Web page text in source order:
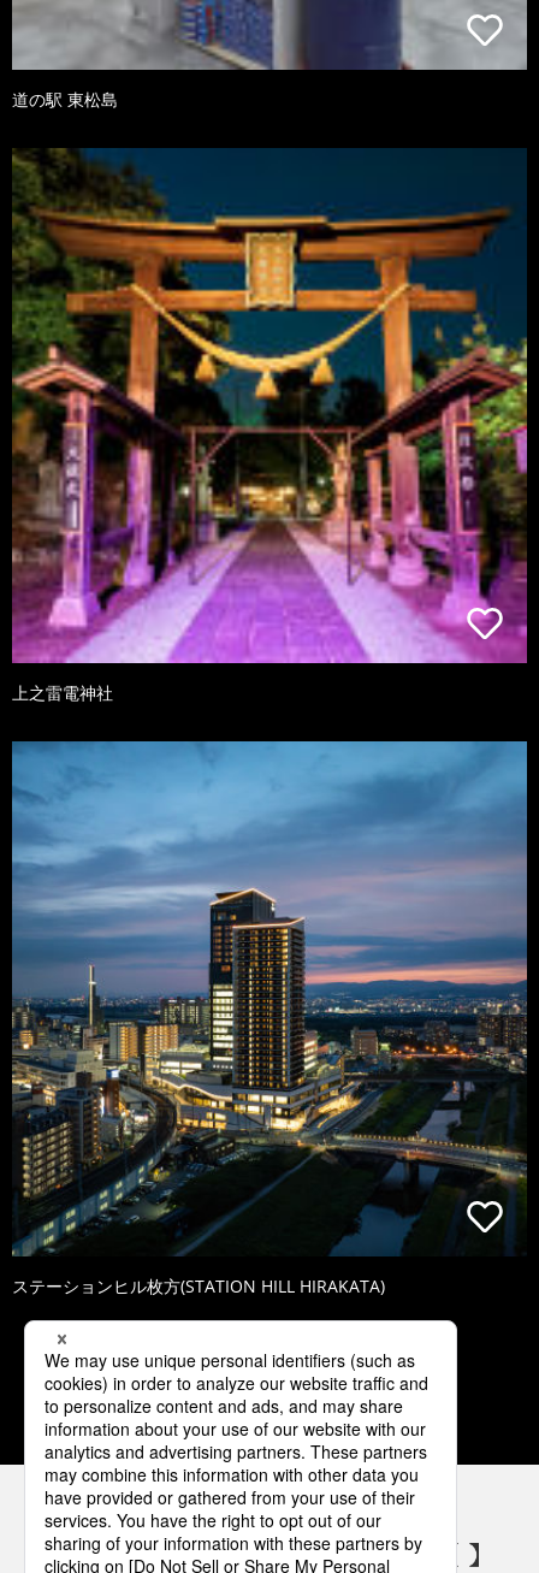
道の駅 東松島
上之雷電神社
ステーションヒル枚方(STATION HILL HIRAKATA)
1 2 3 4 5
パナソニックの電気設備 SNSアカウント